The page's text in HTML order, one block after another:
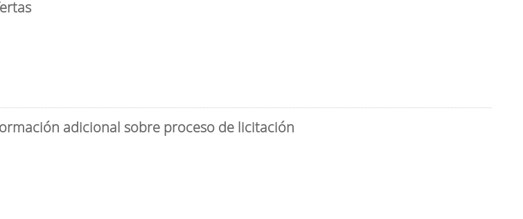
adicional sobre proceso de licitación